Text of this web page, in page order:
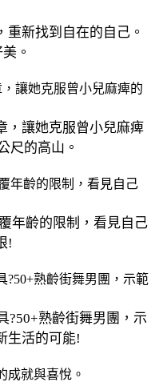
重新找到自在的自己。
。
，讓她克服曾小兒麻痺
尺的高山。
年齡的限制，看見自己
!
?50+熟齡街舞男團，示
生活的可能!